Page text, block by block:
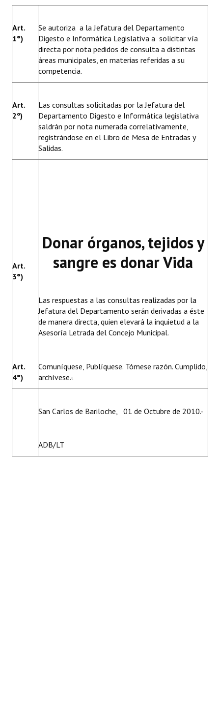
Art.
1°)
Se autoriza a la Jefatura del Departamento
Digesto e Informática Legislativa a solicitar vía
directa por nota pedidos de consulta a distintas
áreas municipales, en materias referidas a su
competencia.
Art.
2º)
Las consultas solicitadas por la Jefatura del
Departamento Digesto e Informática legislativa
saldrán por nota numerada correlativamente,
registrándose en el Libro de Mesa de Entradas y
Salidas.
Art.
3°)
Donar órganos, tejidos y
sangre es donar Vida
Las respuestas a las consultas realizadas por la
Jefatura del Departamento serán derivadas a éste
de manera directa, quien elevará la inquietud a la
Asesoría Letrada del Concejo Municipal.
Art.
4°)
Comuníquese, Publíquese. Tómese razón. Cumplido,
archívese.-.
San Carlos de Bariloche, 01 de Octubre de 2010.-
ADB/LT